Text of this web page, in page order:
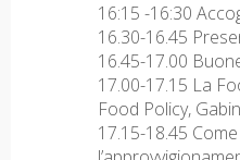
16:15 -16:30
16.30-16.45
16.45-17.00
17.00-17.15 La
Food Policy,
17.15-18.45